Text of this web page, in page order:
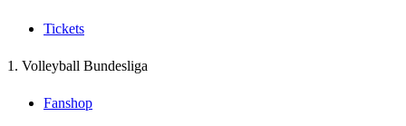
Tickets
1. Volleyball Bundesliga
Fanshop